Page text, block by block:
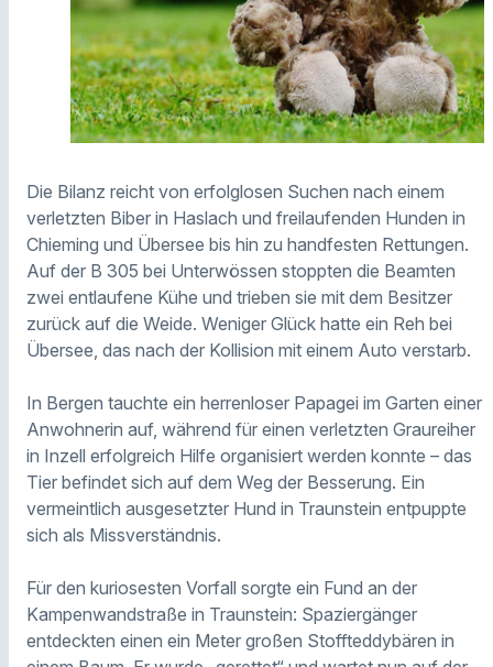
Die Bilanz reicht von erfolglosen Suchen nach einem
verletzten Biber in Haslach und freilaufenden Hunden in
Chieming und Übersee bis hin zu handfesten Rettungen.
Auf der B 305 bei Unterwössen stoppten die Beamten
zwei entlaufene Kühe und trieben sie mit dem Besitzer
zurück auf die Weide. Weniger Glück hatte ein Reh bei
Übersee, das nach der Kollision mit einem Auto verstarb.
In Bergen tauchte ein herrenloser Papagei im Garten einer
Anwohnerin auf, während für einen verletzten Graureiher
in Inzell erfolgreich Hilfe organisiert werden konnte – das
Tier befindet sich auf dem Weg der Besserung. Ein
vermeintlich ausgesetzter Hund in Traunstein entpuppte
sich als Missverständnis.
Für den kuriosesten Vorfall sorgte ein Fund an der
Kampenwandstraße in Traunstein: Spaziergänger
entdeckten einen ein Meter großen Stoffteddybären in